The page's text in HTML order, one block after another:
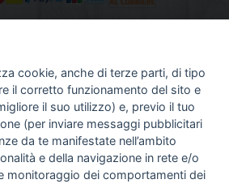
HOME
CHI SIAMO
NOTIZIE
CONTATTI
AGLI ACQUISTI
cookie, anche di terze parti, di tipo
il corretto funzionamento del sito e
il suo utilizzo) e, previo il tuo
(per inviare messaggi pubblicitari
da te manifestate nell’ambito
e della navigazione in rete e/o
monitoraggio dei comportamenti dei